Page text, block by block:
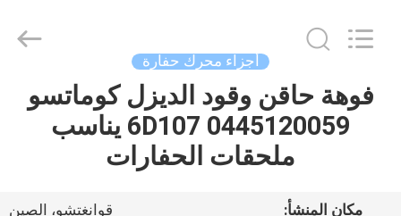
منزل،
Reserved.
أجزاء محرك حفارة
فوهة حاقن وقود الديزل كوماتسو
6D107 0445120059 يناسب
ملحقات الحفارات
مكان المنشأ:
قوانغتشو، الصين